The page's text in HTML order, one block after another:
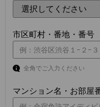
市区町村・番地・番号
全角でご入力ください
マンション名・お部屋